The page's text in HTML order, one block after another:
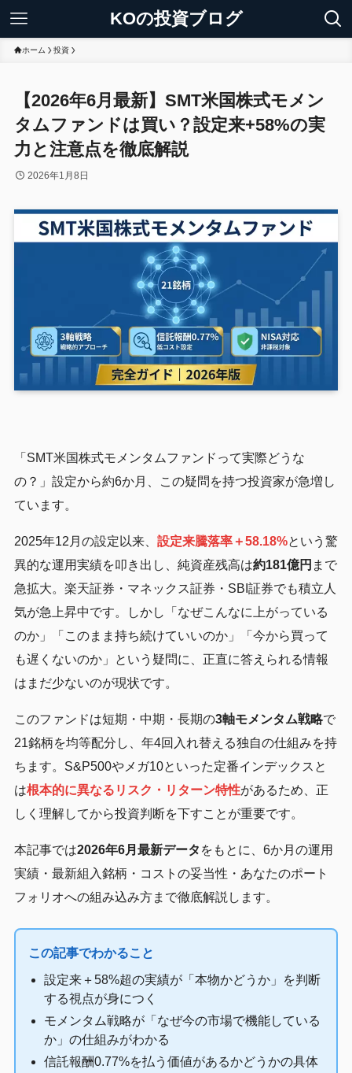
KOの投資ブログ
ホーム 投資
【2026年6月最新】SMT米国株式モメン
タムファンドは買い？設定来+58%の実
力と注意点を徹底解説
2026年1月8日
「SMT米国株式モメンタムファンドって実際どうな
の？」設定から約6か月、この疑問を持つ投資家が急増し
ています。
2025年12月の設定以来、 設定来騰落率＋58.18%という驚
異的な運用実績を叩き出し、純資産残高は約181億円 まで
急拡大。楽天証券・マネックス証券・SBI証券でも積立人
気が急上昇中です。しかし「なぜこんなに上がっている
のか」「このまま持ち続けていいのか」「今から買って
も遅くないのか」という疑問に、正直に答えられる情報
はまだ少ないのが現状です。
このファンドは短期・中期・長期の3軸モメンタム戦略で
21銘柄を均等配分し、年4回入れ替える独自の仕組みを持
ちます。S&P500やメガ10といった定番インデックスと
は根本的に異なるリスク・リターン特性があるため、正
しく理解してから投資判断を下すことが重要です。
本記事では2026年6月最新データ をもとに、6か月の運用
実績・最新組入銘柄・コストの妥当性・あなたのポート
フォリオへの組み込み方まで徹底解説します。
この記事でわかること
設定来＋58%超の実績が「本物かどうか」を判断
する視点が身につく
モメンタム戦略が「なぜ今の市場で機能している
か」の仕組みがわかる
信託報酬0.77%を払う価値があるかどうかの具体